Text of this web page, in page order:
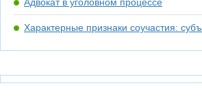
Характерные признаки соучастия: